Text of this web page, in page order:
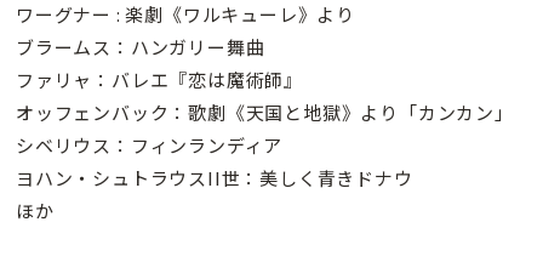
ワーグナー : 楽劇《ワルキューレ》より
ブラームス：ハンガリー舞曲
ファリャ：バレエ『恋は魔術師』
オッフェンバック：歌劇《天国と地獄》より「カンカン」
シベリウス：フィンランディア
ヨハン・シュトラウスII世：美しく青きドナウ
ほか